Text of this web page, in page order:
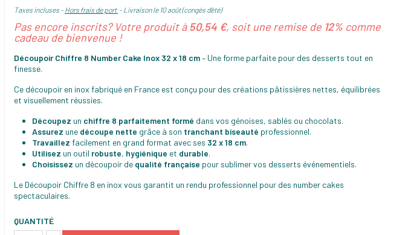
Taxes incluses Hors frais de port Livraison le 10 août (congés d'été)
Pas encore inscrits? Votre produit à50,54 €, soit une remise de 12% comme
cadeau de bienvenue !
Découpoir Chiffre 8 Number Cake Inox 32 x 18 cm– Une forme parfaite pour des desserts tout en
finesse.
Ce découpoir en inox fabriqué en France est conçu pour des créations pâtissières nettes, équilibrées
et visuellement réussies.
Découpez un chiffre 8 parfaitement formé dans vos génoises, sablés ou chocolats.
Assurez une découpe nette grâce à son tranchant biseauté professionnel.
Travaillez facilement en grand format avec ses 32 x 18 cm.
Utilisez un outil robuste, hygiénique et durable.
Choisissez un découpoir de qualité française pour sublimer vos desserts événementiels.
Le Découpoir Chiffre 8 en inox vous garantit un rendu professionnel pour des number cakes
spectaculaires.
QUANTITÉ